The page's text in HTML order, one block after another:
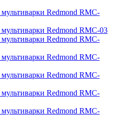
мультиварки Redmond RMC-
мультиварки Redmond RMC-03
мультиварки Redmond RMC-
мультиварки Redmond RMC-
мультиварки Redmond RMC-
мультиварки Redmond RMC-
мультиварки Redmond RMC-